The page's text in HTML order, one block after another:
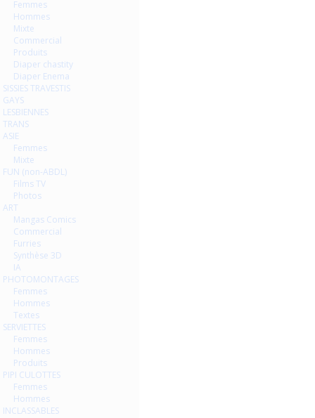
Femmes
Hommes
Mixte
Commercial
Produits
Diaper chastity
Diaper Enema
SISSIES TRAVESTIS
GAYS
LESBIENNES
TRANS
ASIE
Femmes
Mixte
FUN (non-ABDL)
Films TV
Photos
ART
Mangas Comics
Commercial
Furries
Synthèse 3D
IA
PHOTOMONTAGES
Femmes
Hommes
Textes
SERVIETTES
Femmes
Hommes
Produits
PIPI CULOTTES
Femmes
Hommes
INCLASSABLES